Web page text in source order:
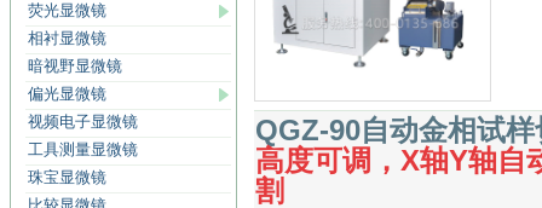
荧光显微镜
相衬显微镜
暗视野显微镜
偏光显微镜
视频电子显微镜
工具测量显微镜
珠宝显微镜
QGZ-90自动金相试
高度可调，X轴Y轴自
割